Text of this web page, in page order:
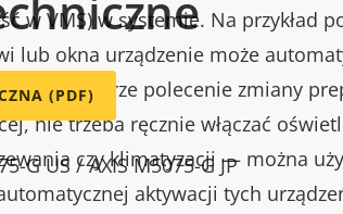
w VMS) w systemie. Na przykład
lub okna urządzenie może
kamerze polecenie zmiany
nie trzeba ręcznie włączać
czy klimatyzacji — można
aktywacji tych
(PDF)
G US / AXIS M5075-G JP